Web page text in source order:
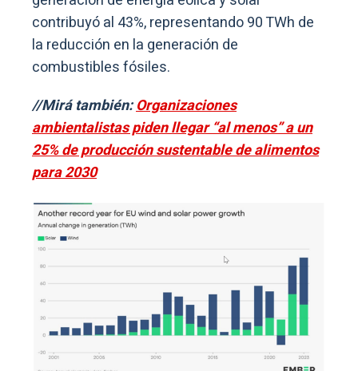
contribuyó al 43%, representando 90 TWh de
la reducción en la generación de
combustibles fósiles.
//Mirá también:Organizaciones
ambientalistas piden llegar “al menos” a un
25% de producción sustentable de alimentos
para 2030